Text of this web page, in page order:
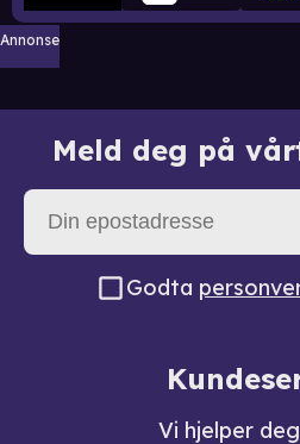
Annonse
Meld deg på
Godta
Vi hjelper